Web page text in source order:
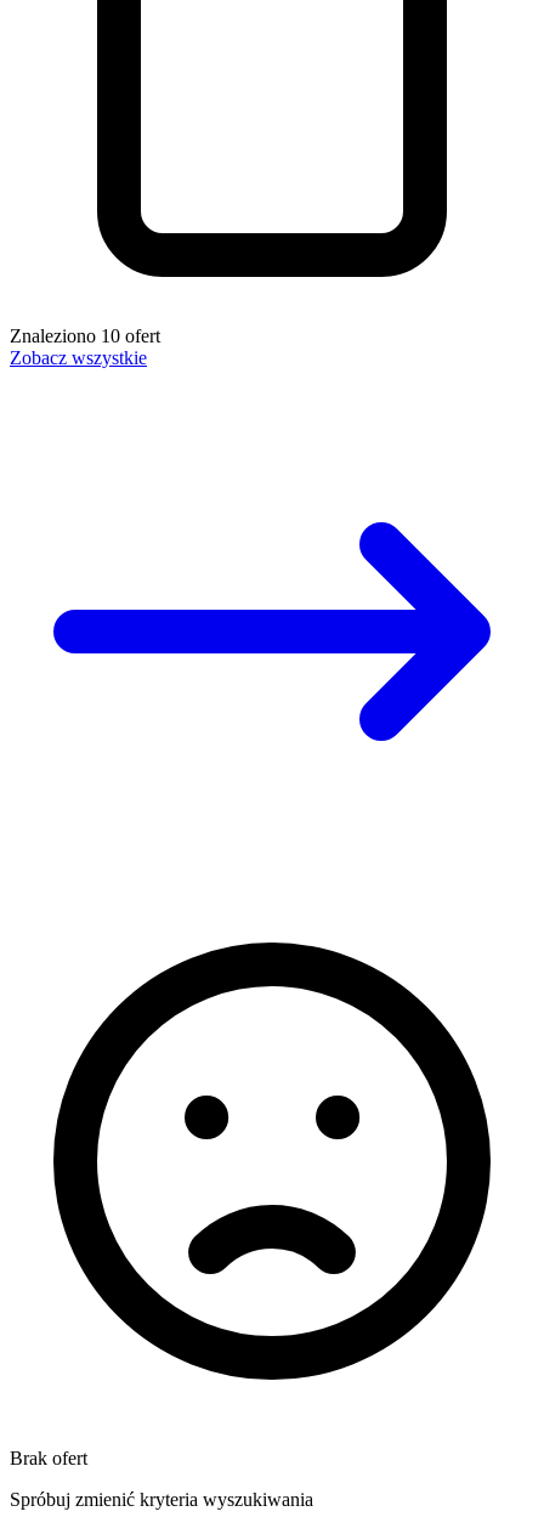
Znaleziono 10 ofert
Zobacz wszystkie
Brak ofert
Spróbuj zmienić kryteria wyszukiwania